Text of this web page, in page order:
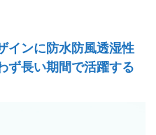
インに防水防風透湿性
ず長い期間で活躍する